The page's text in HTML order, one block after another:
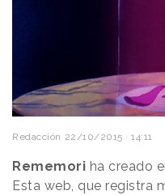
Redacción 22/10/2015 · 14:11
Rememori ha creado
Esta web, que registra